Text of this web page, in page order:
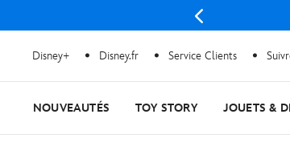
Disney+ Disney.fr Service Clients
NOUVEAUTÉS TOY STORY JOUETS &